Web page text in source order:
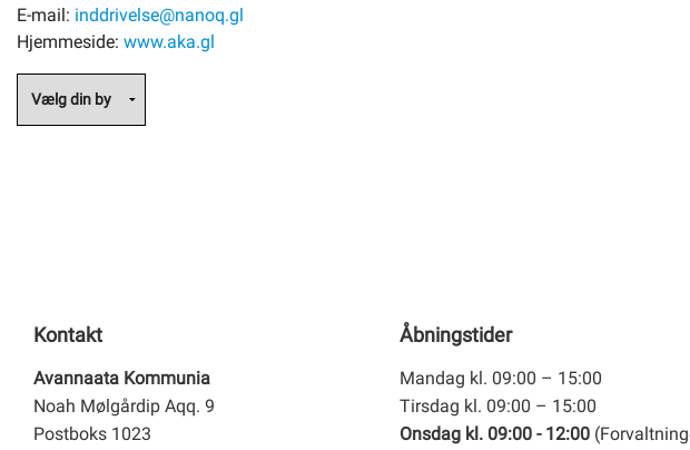
E-mail: inddrivelse@nanoq.gl
Hjemmeside: www.aka.gl
Kontakt
Avannaata Kommunia
Noah Mølgårdip Aqq. 9
Postboks 1023
Åbningstider
Mandag kl. 09:00 – 15:00
Tirsdag kl. 09:00 – 15:00
Onsdag kl. 09:00 - 12:00